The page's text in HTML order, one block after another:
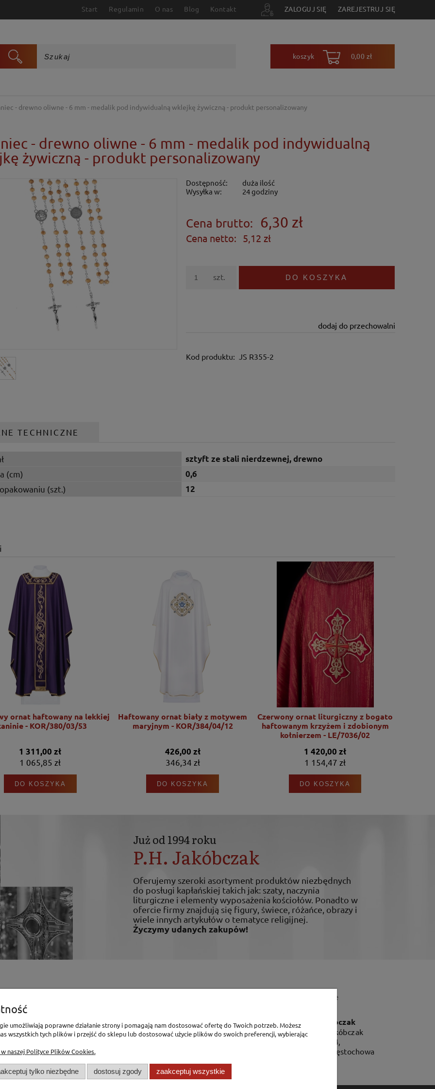
Start Regulamin O nas Blog Kontakt ZALOGUJ SIĘ ZAREJESTRUJ SIĘ
koszyk 0,00 zł
- drewno oliwne - 6 mm - medalik pod indywidualną wklejkę żywiczną - produkt personalizowany
- drewno oliwne - 6 mm - medalik pod indywidualną
żywiczną - produkt personalizowany
Dostępność:
duża ilość
Wysyłka w:
24 godziny
Cena brutto: 6,30 zł
Cena netto: 5,12 zł
szt. DO KOSZYKA
dodaj do przechowalni
Kod produktu: JS R355-2
TECHNICZNE
sztyft ze stali nierdzewnej, drewno
(cm)
0,6
(szt.)
12
ornat haftowany na lekkiej
- KOR/380/03/53
1 311,00 zł
1 065,85 zł
DO KOSZYKA
Haftowany ornat biały z motywem
maryjnym - KOR/384/04/12
426,00 zł
346,34 zł
DO KOSZYKA
Czerwony ornat liturgiczny z bogato
haftowanym krzyżem i zdobionym
kołnierzem - LE/7036/02
1 420,00 zł
1 154,47 zł
DO KOSZYKA
Już od 1994 roku
P.H. Jakóbczak
Oferujemy szeroki asortyment produktów niezbędnych
do posługi kapłańskiej takich jak: szaty, naczynia
liturgiczne i elementy wyposażenia kościołów. Ponadto w
ofercie firmy znajdują się figury, świece, różańce, obrazy i
wiele innych artykułów o tematyce religijnej.
Życzymy udanych zakupów!
Polityka Prywatności
Polityka Cookies
Dane teleadresowe
P.H. Jakóbczak
Dorota Jakóbczak
Bialska 2/4,
42-202 Częstochowa
umożliwiają poprawne działanie strony i pomagają nam dostosować ofertę do Twoich potrzeb. Możesz
wszystkich tych plików i przejść do sklepu lub dostosować użycie plików do swoich preferencji, wybierając
naszej Polityce Plików Cookies.
tylko niezbędne dostosuj zgody zaakceptuj wszystkie